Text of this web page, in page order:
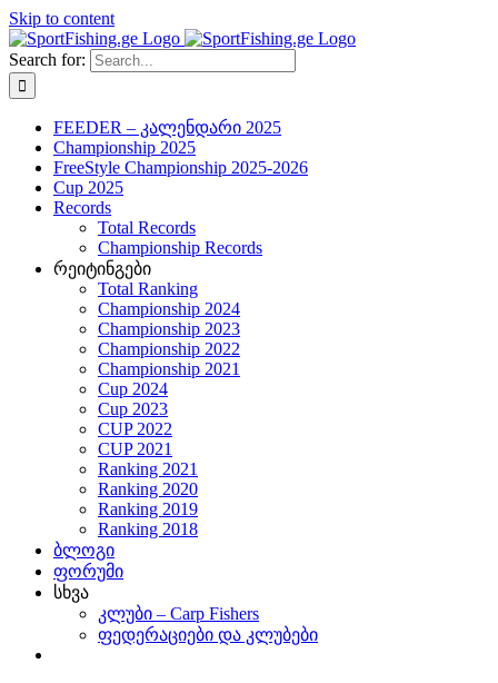
Skip to content
Search for:
FEEDER – კალენდარი 2025
Championship 2025
FreeStyle Championship 2025-2026
Cup 2025
Records
Total Records
Championship Records
რეიტინგები
Total Ranking
Championship 2024
Championship 2023
Championship 2022
Championship 2021
Cup 2024
Cup 2023
CUP 2022
CUP 2021
Ranking 2021
Ranking 2020
Ranking 2019
Ranking 2018
ბლოგი
ფორუმი
სხვა
კლუბი – Carp Fishers
ფედერაციები და კლუბები